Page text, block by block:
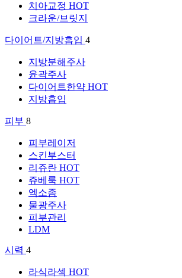
치아교정 HOT
크라운/브릿지
다이어트/지방흡입 4
지방분해주사
윤곽주사
다이어트한약 HOT
지방흡입
피부 8
피부레이저
스킨부스터
리쥬란 HOT
쥬베룩 HOT
엑소좀
물광주사
피부관리
LDM
시력 4
라식라섹 HOT